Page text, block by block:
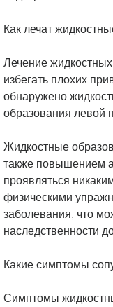
Как лечат
Лечение
избегать плохих
обнаружено
образования левой
Жидкостные
также повышением
проявляться
физическими
заболевания, что
наследственности
Какие симптомы
Симптомы